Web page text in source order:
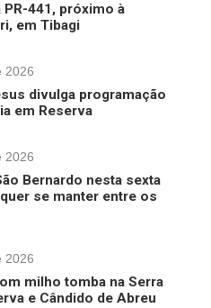
PR-441, próximo à
em Tibagi
2026
divulga programação
em Reserva
2026
Bernardo nesta sexta
se manter entre os
2026
milho tomba na Serra
e Cândido de Abreu